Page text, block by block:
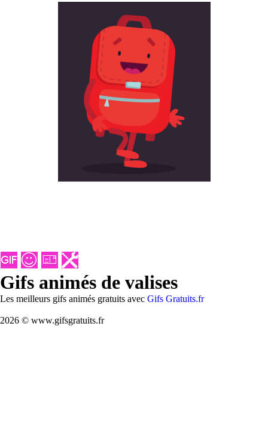
Gifs animés de valises
Les meilleurs gifs animés gratuits avec Gifs Gratuits.fr
2026 © www.gifsgratuits.fr